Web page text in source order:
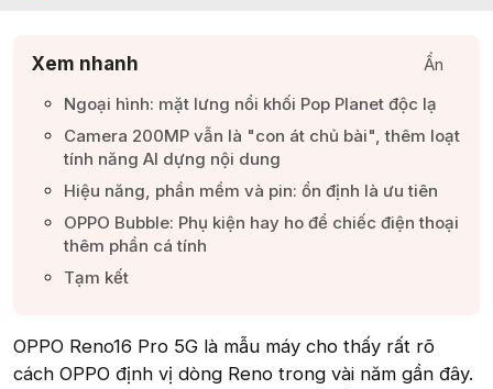
Xem nhanh
Ẩn
Ngoại hình: mặt lưng nổi khối Pop Planet độc lạ​
Camera 200MP vẫn là "con át chủ bài", thêm loạt
tính năng AI dựng nội dung​
Hiệu năng, phần mềm và pin: ổn định là ưu tiên​
OPPO Bubble: Phụ kiện hay ho để chiếc điện thoại
thêm phần cá tính​
Tạm kết​
OPPO Reno16 Pro 5G là mẫu máy cho thấy rất rõ
cách OPPO định vị dòng Reno trong vài năm gần đây.